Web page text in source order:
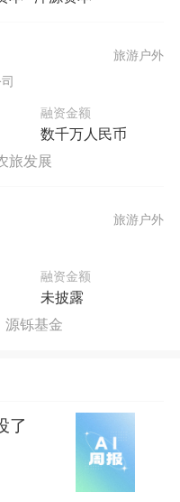
融资金额
数千万人民币
旅游户外
旅发展
融资金额
未披露
旅游户外
源铄基金
了